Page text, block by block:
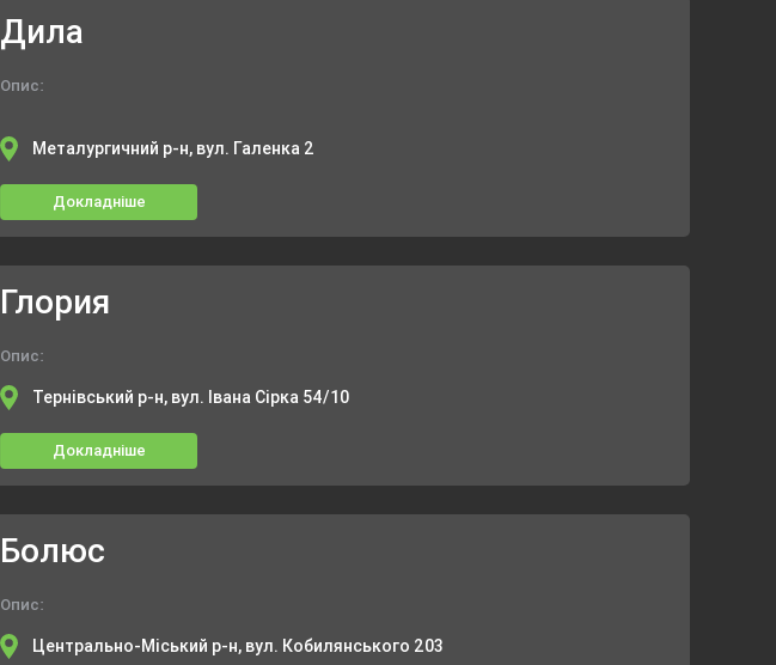
Дила
Опис:
Металургичний р-н, вул. Галенка 2
Докладніше
Глория
Опис:
Тернівський р-н, вул. Івана Сірка 54/10
Докладніше
Болюс
Опис:
Центрально-Міський р-н, вул. Кобилянського 203